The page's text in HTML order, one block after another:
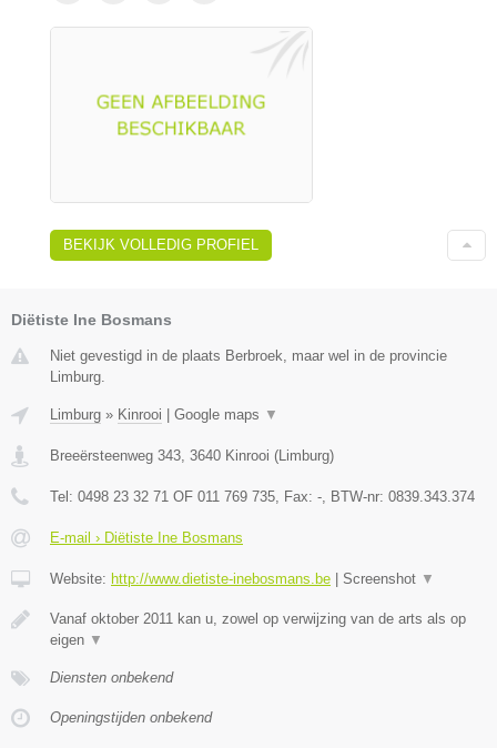
BEKIJK VOLLEDIG PROFIEL
Diëtiste Ine Bosmans
Niet gevestigd in de plaats Berbroek, maar wel in de provincie
Limburg.
Limburg » Kinrooi Google maps ▼
Breeërsteenweg 343 3640 Kinrooi ( Limburg)
Tel: 0498 23 32 71 OF 011 769 735 , Fax: - , BTW-nr: 0839.343.374
E-mail › Diëtiste Ine Bosmans
Website: http://www.dietiste-inebosmans.be Screenshot ▼
Vanaf oktober 2011 kan u, zowel op verwijzing van de arts als op
eigen ▼
Diensten onbekend
Openingstijden onbekend